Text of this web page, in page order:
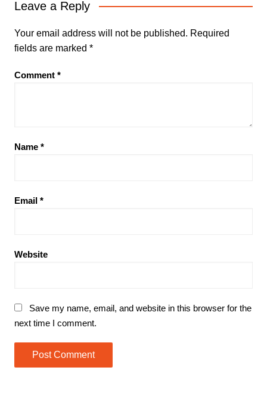
Leave a Reply
Your email address will not be published. Required
fields are marked *
Comment *
Name *
Email *
Website
Save my name, email, and website in this browser for the
next time I comment.